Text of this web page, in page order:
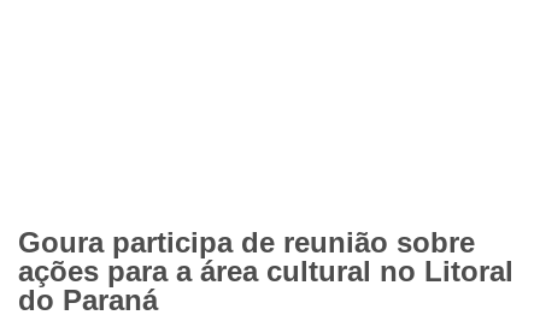
Goura participa de reunião sobre
ações para a área cultural no Litoral
do Paraná